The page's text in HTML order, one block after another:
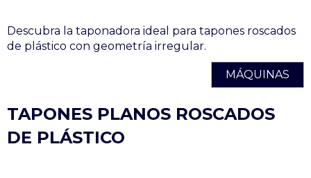
Descubra la taponadora ideal para tapones roscados
de plástico con geometría irregular.
MÁQUINAS
TAPONES PLANOS ROSCADOS
DE PLÁSTICO